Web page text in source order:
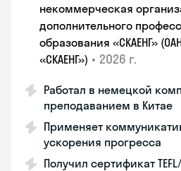
некоммерческая
дополнительного
образования «СКАЕНГ»
«СКАЕНГ») • 2026 г.
Работал в немецкой
преподаванием в Китае
Применяет
ускорения прогресса
Получил сертификат TEFL/